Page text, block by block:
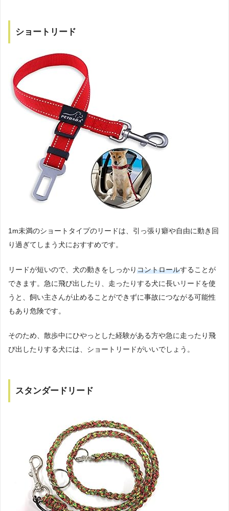
ショートリード
1m未満のショートタイプのリードは、引っ張り癖や自由に動き回
り過ぎてしまう犬におすすめです。
リードが短いので、犬の動きをしっかりコントロールすることが
できます。急に飛び出したり、走ったりする犬に長いリードを使
うと、飼い主さんが止めることができずに事故につながる可能性
もあり危険です。
そのため、散歩中にひやっとした経験がある方や急に走ったり飛
び出したりする犬には、ショートリードがいいでしょう。
スタンダードリード